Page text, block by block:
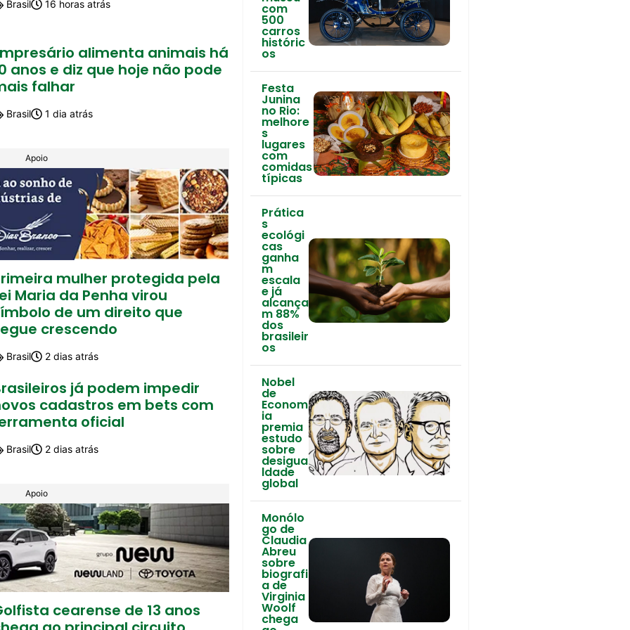
Brasil 16 horas atrás
alimenta animais há
anos e diz que hoje não pode
falhar
Brasil 1 dia atrás
Apoio
mulher protegida pela
Maria da Penha virou
de um direito que
crescendo
Brasil 2 dias atrás
já podem impedir
cadastros em bets com
oficial
Brasil 2 dias atrás
Apoio
cearense de 13 anos
com
500
carros
históric
os
Festa
Junina
no Rio:
melhore
s
lugares
com
comidas
típicas
Prática
s
ecológi
cas
ganha
m
escala
e já
alcança
m 88%
dos
brasileir
os
Nobel
de
Econom
ia
premia
estudo
sobre
desigua
ldade
global
Monólo
go de
Claudia
Abreu
sobre
biografi
a de
Virginia
Woolf
chega